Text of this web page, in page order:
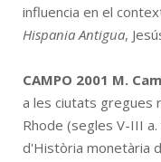
influencia en el
Hispania Antigua,
CAMPO 2001 M.
a les ciutats gregues
Rhode (segles V-III a.
d'Història monetària